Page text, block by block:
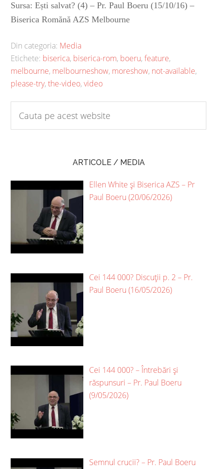
Sursa: Ești salvat? (4) – Pr. Paul Boeru (15/10/16) –
Biserica Romănă AZS Melbourne
Din categoria: Media
Etichete: biserica, biserica-rom, boeru,feature,
melbourne, melbourneshow, moreshow, not-available,
please-try,the-video,video
ARTICOLE / MEDIA
Ellen White și Biserica AZS – Pr
Paul Boeru (20/06/2026)
Cei 144 000? Discuții p. 2 – Pr.
Paul Boeru (16/05/2026)
Cei 144 000? – Întrebări și
răspunsuri – Pr. Paul Boeru
(9/05/2026)
Semnul crucii? – Pr. Paul Boeru